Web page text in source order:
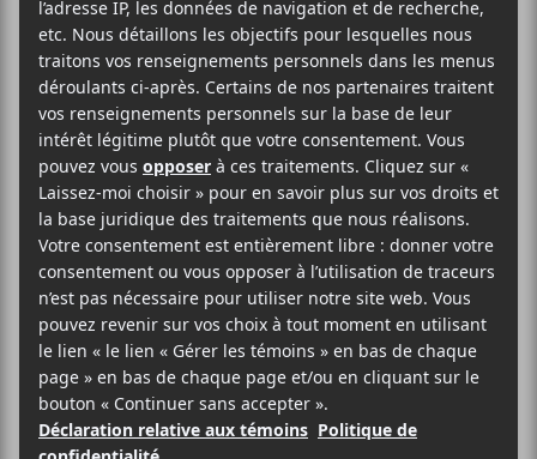
Agora du Vieux-Port
120 rue Dalhousie
Québec, Québec G1K 4C4
Canada
+ Google Map